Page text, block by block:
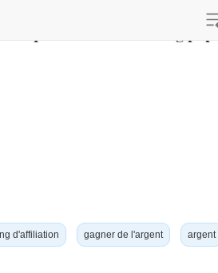
www/lib/switch-lang.php
d'affiliation gagner de l'argent argent